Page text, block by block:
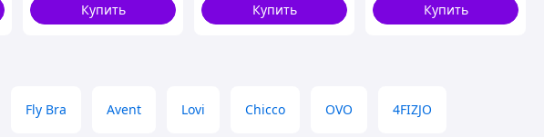
Купить
Купить
Купить
Fly Bra Avent Lovi Chicco OVO 4FIZJO